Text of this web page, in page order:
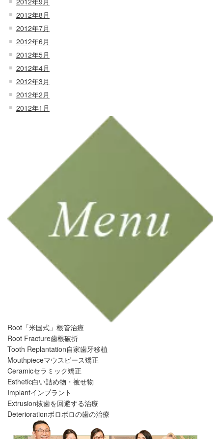
2012年8月
2012年7月
2012年6月
2012年5月
2012年4月
2012年3月
2012年2月
2012年1月
Root「米国式」根管治療
Root Fracture歯根破折
Tooth Replantation 自家歯牙移植
Mouthpieceマウスピース矯正
Ceramicセラミック矯正
Esthetic白い詰め物・被せ物
Implantインプラント
Extrusion抜歯を回避する治療
Deteriorationボロボロの歯の治療